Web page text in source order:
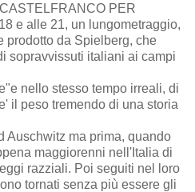
PER
e alle 21, un lungometraggio,
prodotto da Spielberg, che
sopravvissuti italiani ai campi
nello stesso tempo irreali, di
il peso tremendo di una storia
Auschwitz ma prima, quando
maggiorenni nell'Italia di
razziali. Poi seguiti nel loro
tornati senza più essere gli